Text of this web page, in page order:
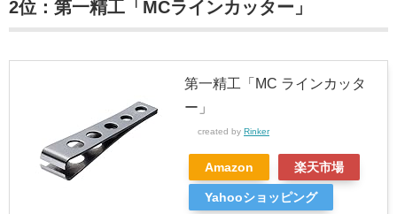
2位：第一精工「MCラインカッター」
第一精工「MC ラインカッタ
ー」
created by Rinker
Amazon 楽天市場
Yahooショッピング